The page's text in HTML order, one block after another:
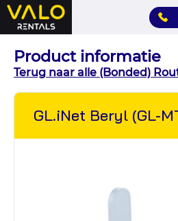
Hoofdmenu
overslaan
Product informatie
Terug naar alle (Bonded)
GL.iNet Beryl (GL-